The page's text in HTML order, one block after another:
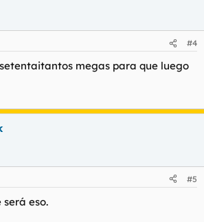
#4
megas para que luego
#5
eso.